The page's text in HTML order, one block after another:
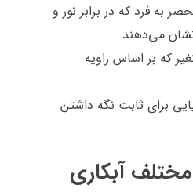
به فرد که در برابر نور و
می‌دهند
که بر اساس زاویه
برای ثابت نگه داشتن
آبکاری